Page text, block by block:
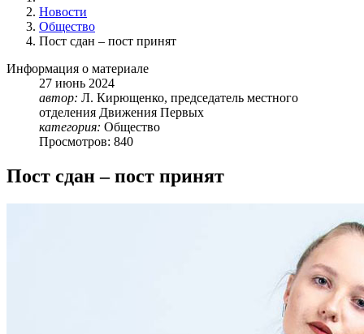
Новости
Общество
Пост сдан – пост принят
Информация о материале
27 июнь 2024
автор: Л. Кирющенко, председатель местного
отделения Движения Первых
категория: Общество
Просмотров: 840
Пост сдан – пост принят